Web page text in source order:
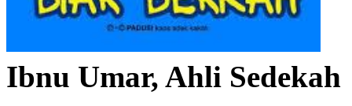
Ibnu Umar, Ahli Sedekah